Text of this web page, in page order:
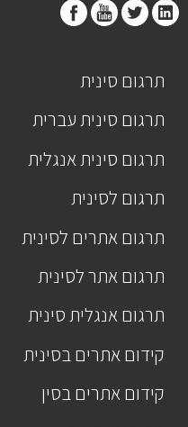
תרגום סינית
תרגום סינית עברית
תרגום סינית אנגלית
תרגום לסינית
תרגום אתרים לסינית
תרגום אתר לסינית
תרגום אנגלית סינית
קידום אתרים בסינית
קידום אתרים בסין